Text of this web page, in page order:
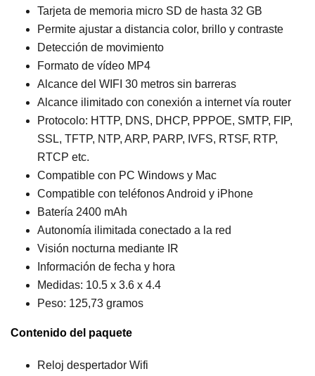
Tarjeta de memoria micro SD de hasta 32 GB
Permite ajustar a distancia color, brillo y contraste
Detección de movimiento
Formato de vídeo MP4
Alcance del WIFI 30 metros sin barreras
Alcance ilimitado con conexión a internet vía router
Protocolo: HTTP, DNS, DHCP, PPPOE, SMTP, FIP,
SSL, TFTP, NTP, ARP, PARP, IVFS, RTSF, RTP,
RTCP etc.
Compatible con PC Windows y Mac
Compatible con teléfonos Android y iPhone
Batería 2400 mAh
Autonomía ilimitada conectado a la red
Visión nocturna mediante IR
Información de fecha y hora
Medidas: 10.5 x 3.6 x 4.4
Peso: 125,73 gramos
Contenido del paquete
Reloj despertador Wifi